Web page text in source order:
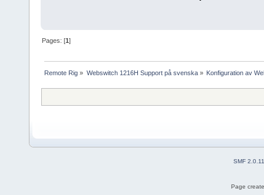
Pages: [1]
Remote Rig » Webswitch 1216H Support på svenska» Konfiguration av
SMF 2.0.11
Page